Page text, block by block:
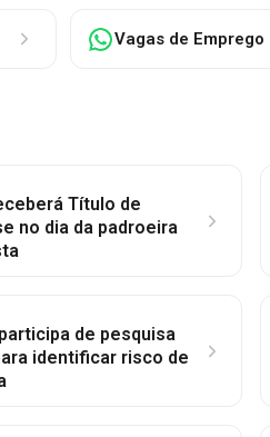
Vagas de Emprego
Título de
no dia da padroeira
de pesquisa
identificar risco de